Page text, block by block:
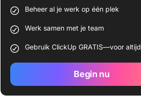
Beheer al je werk op één plek
Werk samen met je team
Gebruik ClickUp GRATIS—voor altijd
Begin nu